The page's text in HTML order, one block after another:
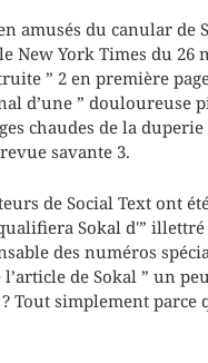
amusés du canular de
New York Times du 26
” 2 en première
d’une ” douloureuse
chaudes de la
savante 3.
de Social Text ont
Sokal d'”
des numéros
de Sokal ” un
Tout simplement parce